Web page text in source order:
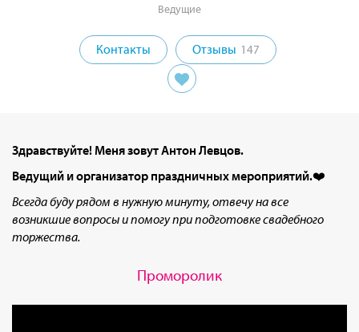
Ведущие
Контакты Отзывы 147
Здравствуйте! Меня зовут Антон Левцов.
Ведущий и организатор праздничных мероприятий.❤️
Всегда буду рядом в нужную минуту, отвечу на все
возникшие вопросы и помогу при подготовке свадебного
торжества.
Проморолик